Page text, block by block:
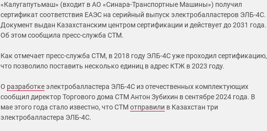
«Калугапутьмаш» (входит в АО «Синара-Транспортные Машины») получил
сертификат соответствия ЕАЭС на серийный выпуск электробалластеров ЭЛБ‑4С.
Документ выдан Казахстанским центром сертификации и действует до 2031 года.
Об этом сообщила пресс-служба СТМ.
Как отмечает пресс-служба СТМ, в 2018 году ЭЛБ‑4С уже проходил сертификацию,
что позволило поставить несколько единиц в адрес КТЖ в 2023 году.
О разработкеэлектробалластера ЭЛБ-4С из отечественных комплектующих
сообщил директор Торгового дома СТМ Антон Зубихин в сентябре 2024 года. В
мае этого года стало известно, что СТМ отправили в Казахстан три
электробалластера ЭЛБ-4С.